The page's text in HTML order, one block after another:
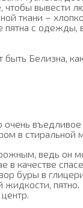
чтобы вывести
ткани –
пятна с одежды,
быть Белизна,
очень въедливое
в стиральной
ведь он
в качестве
буры в
жидкости, пятно.